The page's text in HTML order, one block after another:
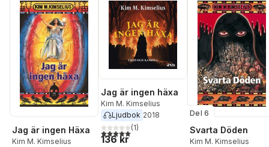
Jag är ingen Häxa
Kim M. Kimselius
Jag är ingen häxa
Kim M. Kimselius
Ljudbok 2018
5,0utav 5 stjärnor. Totalt antal röster:
(1)
136 kr
Del 6
Svarta Döden
Kim M. Kimselius